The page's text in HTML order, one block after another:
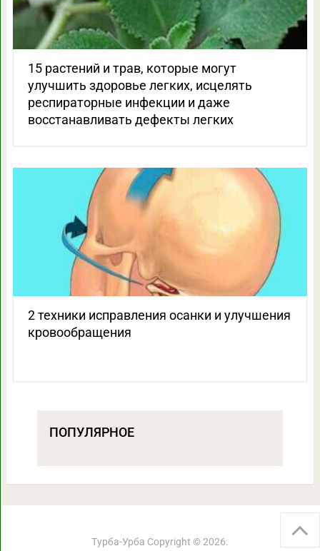
15 растений и трав, которые могут
улучшить здоровье легких, исцелять
респираторные инфекции и даже
восстанавливать дефекты легких
2 техники исправления осанки и улучшения
кровообращения
ПОПУЛЯРНОЕ
Турба-Урба Copyright © 2026.